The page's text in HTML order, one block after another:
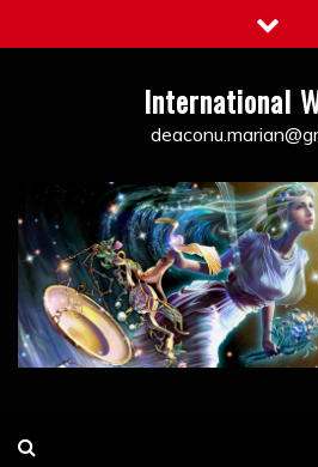
to
International